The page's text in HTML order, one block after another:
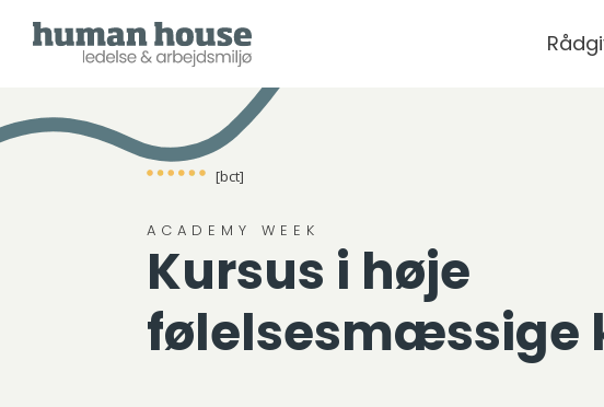
[bct]
ACADEMY WEEK
Kursus i høje
følelsesmæssige